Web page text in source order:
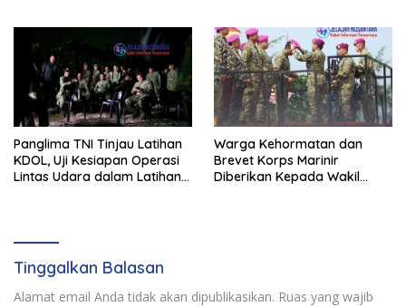
Panglima TNI Tinjau Latihan
KDOL, Uji Kesiapan Operasi
Lintas Udara dalam Latihan
Warga Kehormatan dan
Brevet Korps Marinir
Diberikan Kepada Wakil
Tinggalkan Balasan
Alamat email Anda tidak akan dipublikasikan. Ruas yang wajib